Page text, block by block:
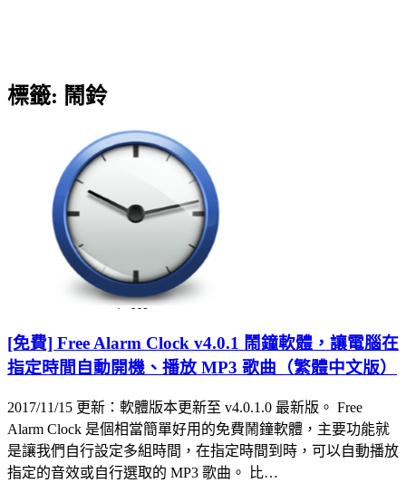
標籤: 鬧鈴
[免費] Free Alarm Clock v4.0.1 鬧鐘軟體，讓電腦在
指定時間自動開機、播放 MP3 歌曲（繁體中文版）
2017/11/15 更新：軟體版本更新至 v4.0.1.0 最新版。 Free
Alarm Clock 是個相當簡單好用的免費鬧鐘軟體，主要功能就
是讓我們自行設定多組時間，在指定時間到時，可以自動播放
指定的音效或自行選取的 MP3 歌曲。 比…